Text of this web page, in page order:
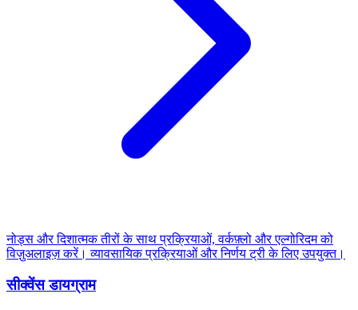
नोड्स और दिशात्मक तीरों के साथ प्रक्रियाओं, वर्कफ़्लो और एल्गोरिदम को
विज़ुअलाइज़ करें। व्यावसायिक प्रक्रियाओं और निर्णय ट्री के लिए उपयुक्त।
सीक्वेंस डायग्राम